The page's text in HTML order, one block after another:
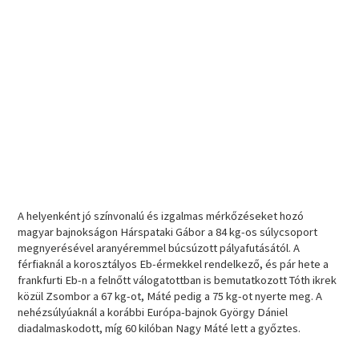
A helyenként jó színvonalú és izgalmas mérkőzéseket hozó
magyar bajnokságon Hárspataki Gábor a 84 kg-os súlycsoport
megnyerésével aranyéremmel búcsúzott pályafutásától. A
férfiaknál a korosztályos Eb-érmekkel rendelkező, és pár hete a
frankfurti Eb-n a felnőtt válogatottban is bemutatkozott Tóth ikrek
közül Zsombor a 67 kg-ot, Máté pedig a 75 kg-ot nyerte meg. A
nehézsúlyúaknál a korábbi Európa-bajnok György Dániel
diadalmaskodott, míg 60 kilóban Nagy Máté lett a győztes.